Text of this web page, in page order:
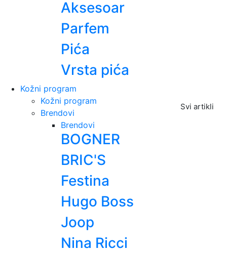
Aksesoar
Parfem
Pića
Vrsta pića
Kožni program
Svi artikli
Kožni program
Brendovi
Brendovi
BOGNER
BRIC'S
Festina
Hugo Boss
Joop
Nina Ricci